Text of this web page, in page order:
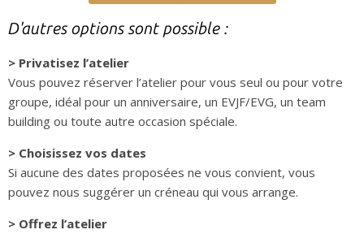
D'autres options sont possible :
> Privatisez l’atelier
Vous pouvez réserver l’atelier pour vous seul ou pour votre
groupe, idéal pour un anniversaire, un EVJF/EVG, un team
building ou toute autre occasion spéciale.
> Choisissez vos dates
Si aucune des dates proposées ne vous convient, vous
pouvez nous suggérer un créneau qui vous arrange.
> Offrez l’atelier